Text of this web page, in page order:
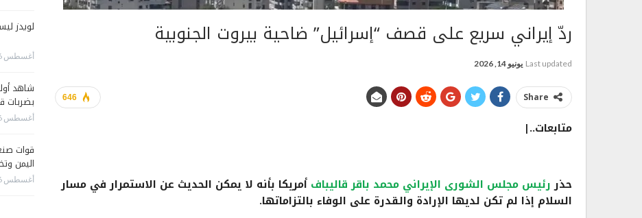
ردّ إيراني سريع على قصف “إسرائيل” ضاحية بيروت الجنوبية
Last updated يونيو 14, 2026
646 Share
متابعات..|
حذررئيس مجلس الشورى الإيراني محمد باقر قالیباف أمريكا بأنه لا يمكن الحديث عن الاستمرار في مسار
السلام إذا لم تكن لديها الإرادة والقدرة على الوفاء بالتزاماتها.
لويدز
أغسطس 6, 2026
شاهد
بضربات
أغسطس 6, 2026
قوات
اليمن
أغسطس 6, 2026